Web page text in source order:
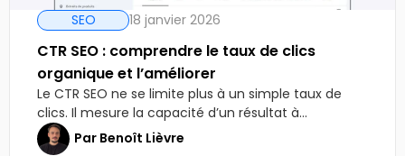
SEO 18 janvier 2026
CTR SEO : comprendre le taux de clics
organique et l’améliorer
Le CTR SEO ne se limite plus à un simple taux de
clics. Il mesure la capacité d’un résultat à...
Par Benoît Lièvre